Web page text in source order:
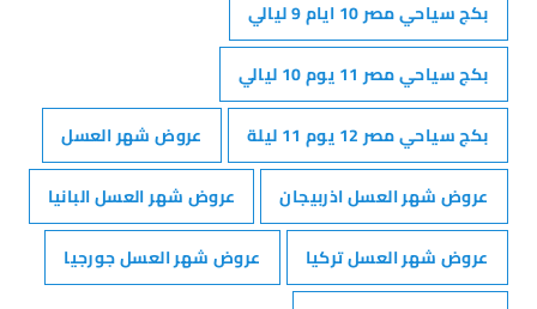
بكج سياحي مصر 10 ايام 9 ليالي
بكج سياحي مصر 11 يوم 10 ليالي
بكج سياحي مصر 12 يوم 11 ليلة
عروض شهر العسل
عروض شهر العسل اذربيجان
عروض شهر العسل البانيا
عروض شهر العسل تركيا
عروض شهر العسل جورجيا